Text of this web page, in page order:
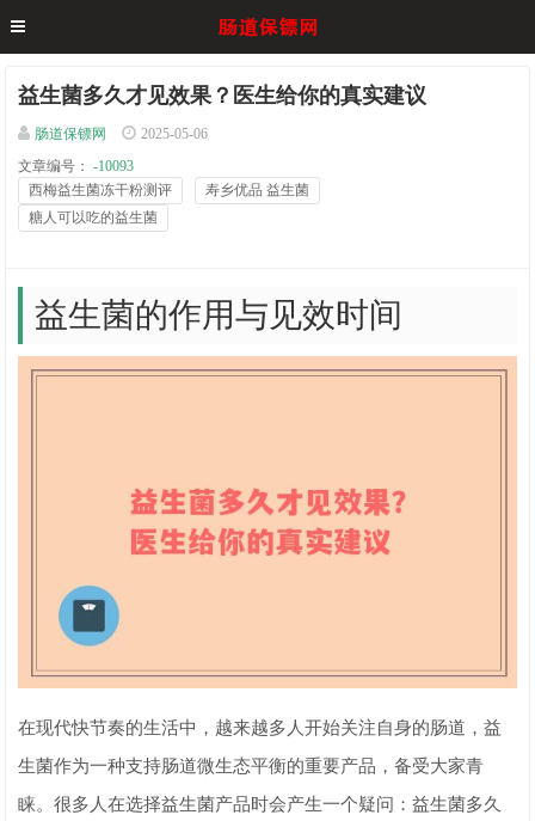
益生菌多久才见效果？医生给你的真实建议
肠道保镖网
2025-05-06
文章编号：
-10093
西梅益生菌冻干粉测评
寿乡优品 益生菌
糖人可以吃的益生菌
益生菌的作用与见效时间
在现代快节奏的生活中，越来越多人开始关注自身的肠道，益
生菌作为一种支持肠道微生态平衡的重要产品，备受大家青
睐。很多人在选择益生菌产品时会产生一个疑问：益生菌多久